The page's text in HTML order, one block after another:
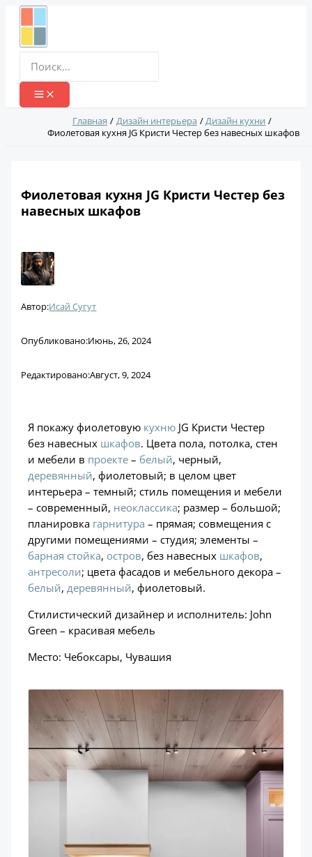
Перейти
Главная Дизайн интерьера
Дизайн кухни
Фиолетовая кухня JG Кристи Честер без навесных шкафов
Фиолетовая кухня JG Кристи Честер без
навесных шкафов
Автор:Исай Сугут
Опубликовано:Июнь, 26, 2024
Редактировано:Август, 9, 2024
Я покажу фиолетовую кухню JG Кристи Честер
без навесных шкафов. Цвета пола, потолка, стен
и мебели в проекте – белый, черный,
деревянный, фиолетовый; в целом цвет
интерьера – темный; стиль помещения и мебели
– современный, неоклассика; размер – большой;
планировка гарнитура – прямая; совмещения с
другими помещениями – студия; элементы –
барная стойка, остров, без навесных шкафов,
антресоли; цвета фасадов и мебельного декора –
белый,деревянный, фиолетовый.
Стилистический дизайнер и исполнитель: John
Green – красивая мебель
Место: Чебоксары, Чувашия